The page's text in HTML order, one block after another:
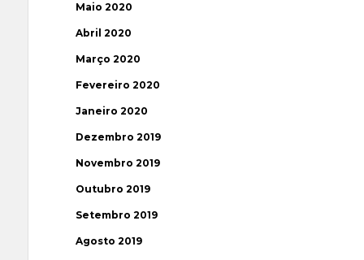
Maio 2020
Abril 2020
Março 2020
Fevereiro 2020
Janeiro 2020
Dezembro 2019
Novembro 2019
Outubro 2019
Setembro 2019
Agosto 2019